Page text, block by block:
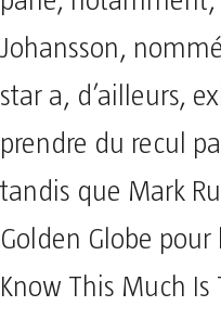
Johansson,
star a, d’ailleurs,
prendre du recul
tandis que Mark
Golden Globe pour
Know This Much Is